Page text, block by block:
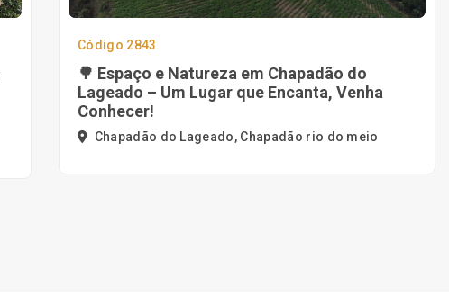
Código 2843
🌳 Espaço e Natureza em Chapadão do
Lageado – Um Lugar que Encanta, Venha
Conhecer!
Chapadão do Lageado, Chapadão rio do meio